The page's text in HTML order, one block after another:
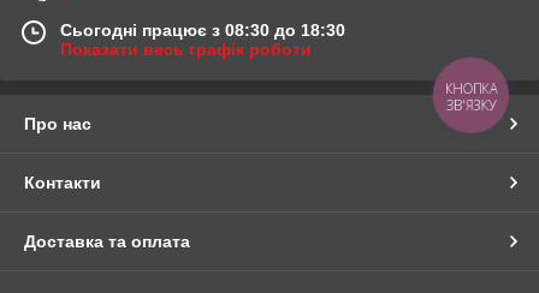
Сьогодні працює з 08:30 до 18:30
Показати весь графік роботи
Про нас
Контакти
Доставка та оплата
КНОПКА
ЗВ'ЯЗКУ